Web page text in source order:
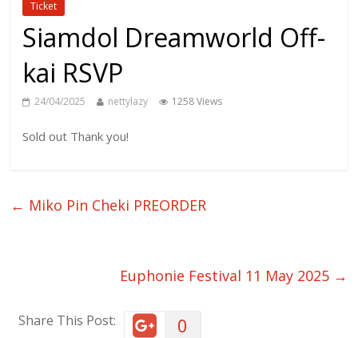
Ticket
Siamdol Dreamworld Off-
kai RSVP
24/04/2025 nettylazy 1258 Views
Sold out Thank you!
← Miko Pin Cheki PREORDER
Euphonie Festival 11 May 2025 →
Share This Post: 0